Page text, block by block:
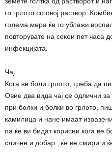
го грлото со овој раствор.
голема мера ќе го ублажи
повторувате на секои пет часа
инфекцијата.
Чај
Кога ве боли грлото, треба да
Овие два вида чај се одлични
при болки и болки во грлото,
камилица и нане имаат
па ќе ви бидат корисни кога ве
сличен и добар , ќе ве смири и